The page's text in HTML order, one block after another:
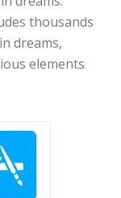
thousands
dreams,
elements